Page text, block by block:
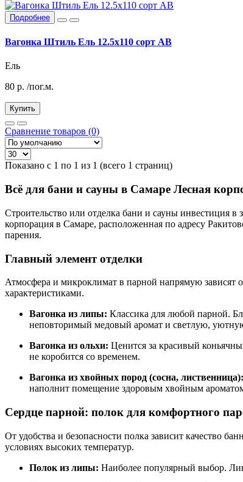
Подробнее
Вагонка Штиль Ель 12.5х110 сорт АВ
Ель
80 р. /пог.м.
Купить
Сравнение товаров (0)
Показано с 1 по 1 из 1 (всего 1 страниц)
Всё для бани и сауны в Самаре Лесная
Строительство или отделка бани и сауны инвестиция
корпорация в Самаре, расположенная по адресу
парения.
Главный элемент отделки
Атмосфера и микроклимат в парной напрямую зависят
характеристиками.
Вагонка из липы: Классика для любой парной.
неповторимый медовый аромат и светлую,
Вагонка из ольхи: Ценится за красивый
не коробится со временем.
Вагонка из хвойных пород (сосна, лиственница):
наполнит помещение здоровым хвойным
Сердце парной: полок для комфортного
От удобства и безопасности полка зависит качество
условиях высоких температур.
Полок из липы: Наиболее популярный выбор.